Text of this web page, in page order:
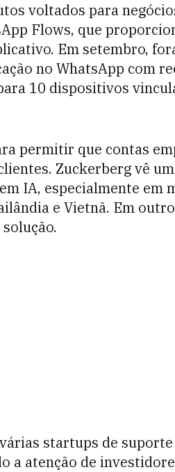
voltados para
Flows, que
Em setembro,
no WhatsApp com
10 dispositivos
permitir que contas
Zuckerberg vê
IA, especialmente em
e Vietnã. Em
startups de
a atenção de